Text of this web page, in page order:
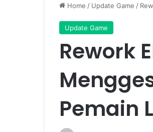
Home / Update Game /
Update Game
Rework
Pemain